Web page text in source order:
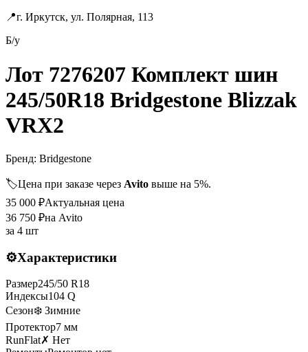
📍г. Иркутск, ул. Полярная, 113
Б/у
Лот 7276207 Комплект шин
245/50R18 Bridgestone Blizzak
VRX2
Бренд: Bridgestone
🏷️Цена при заказе через Avito выше на 5%.
35 000 ₽Актуальная цена
36 750 ₽на Avito
за 4 шт
⚙️Характеристики
Размер245/50 R18
Индексы104 Q
Сезон❄️ Зимние
Протектор7 мм
RunFlat✗ Нет